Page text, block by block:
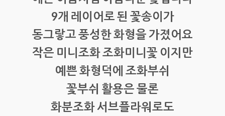
9개 레이어로 된 꽃송이가
동그랗고 풍성한 화형을 가졌어요
작은 미니조화 조화미니꽃 이지만
예쁜 화형덕에 조화부쉬
꽃부쉬 활용은 물론
화분조화 서브플라워로도